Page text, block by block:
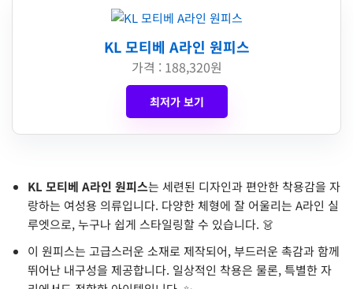
KL 모티베 A라인 원피스
가격 : 188,320원
최저가 보기
KL 모티베 A라인 원피스는 세련된 디자인과 편안한 착용감을 자
랑하는 여성용 의류입니다. 다양한 체형에 잘 어울리는 A라인 실
루엣으로, 누구나 쉽게 스타일링할 수 있습니다. 👗
이 원피스는 고급스러운 소재로 제작되어, 부드러운 촉감과 함께
뛰어난 내구성을 제공합니다. 일상적인 착용은 물론, 특별한 자